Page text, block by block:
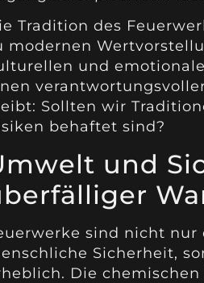
Tradition des
modernen
und
Sollten wir
behaftet sind?
und
sind nicht
Sicherheit,
Die